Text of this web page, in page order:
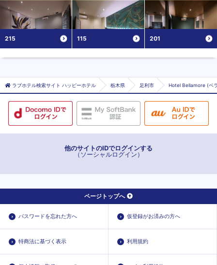
215 115 201
ラブホテル検索サイト ハッピーホテル 栃木県 足利市 Hotel Bellamore (ベ
他のサイトのIDでログインする
（ソーシャルログイン）
ページトップへ
パスワードを忘れた方へ 仮登録がお済みの方へ
特商法に基づく表示 利用規約